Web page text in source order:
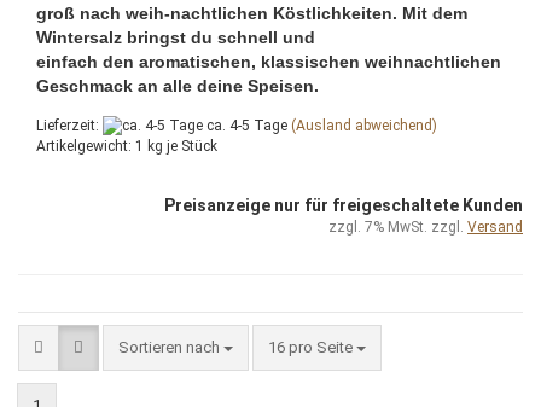
groß nach weih-nachtlichen Köstlichkeiten. Mit dem
Wintersalz bringst du schnell und
einfach den aromatischen, klassischen weihnachtlichen
Geschmack an alle deine Speisen.
Lieferzeit: ca. 4-5 Tage (Ausland abweichend)
Artikelgewicht: 1 kg je Stück
Preisanzeige nur für freigeschaltete Kunden
zzgl. 7% MwSt. zzgl. Versand
Sortieren nach
Sortieren nach 16 pro Seite
pro Seite